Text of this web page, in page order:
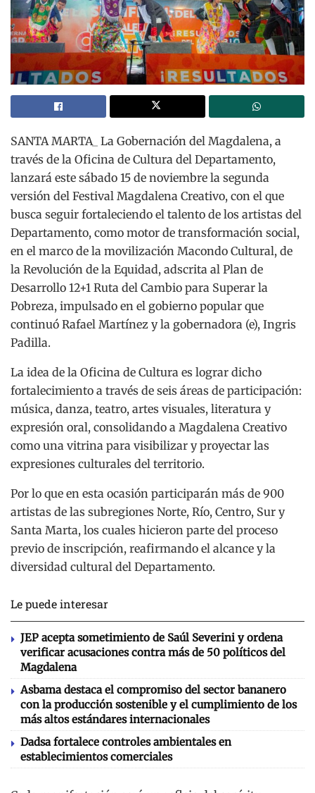
SANTA MARTA_ La Gobernación del Magdalena, a
través de la Oficina de Cultura del Departamento,
lanzará este sábado 15 de noviembre la segunda
versión del Festival Magdalena Creativo, con el que
busca seguir fortaleciendo el talento de los artistas del
Departamento, como motor de transformación social,
en el marco de la movilización Macondo Cultural, de
la Revolución de la Equidad, adscrita al Plan de
Desarrollo 12+1 Ruta del Cambio para Superar la
Pobreza, impulsado en el gobierno popular que
continuó Rafael Martínez y la gobernadora (e), Ingris
Padilla.
La idea de la Oficina de Cultura es lograr dicho
fortalecimiento a través de seis áreas de participación:
música, danza, teatro, artes visuales, literatura y
expresión oral, consolidando a Magdalena Creativo
como una vitrina para visibilizar y proyectar las
expresiones culturales del territorio.
Por lo que en esta ocasión participarán más de 900
artistas de las subregiones Norte, Río, Centro, Sur y
Santa Marta, los cuales hicieron parte del proceso
previo de inscripción, reafirmando el alcance y la
diversidad cultural del Departamento.
Le puede interesar
JEP acepta sometimiento de Saúl Severini y ordena
verificar acusaciones contra más de 50 políticos del
Magdalena
Asbama destaca el compromiso del sector bananero
con la producción sostenible y el cumplimiento de los
más altos estándares internacionales
Dadsa fortalece controles ambientales en
establecimientos comerciales